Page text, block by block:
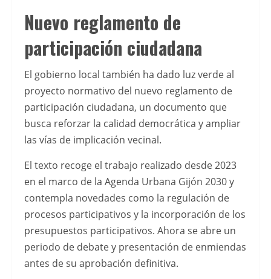
del
mercado
actual,
puedes
consultar
esta
guÃ­
a
mejores
casinos
online
con
Apple
Pay
en
Nuevo reglamento de
participación ciudadana
El gobierno local también ha dado luz verde al
proyecto normativo del nuevo reglamento de
participación ciudadana, un documento que
busca reforzar la calidad democrática y ampliar
las vías de implicación vecinal.
El texto recoge el trabajo realizado desde 2023
en el marco de la Agenda Urbana Gijón 2030 y
contempla novedades como la regulación de
procesos participativos y la incorporación de los
presupuestos participativos. Ahora se abre un
periodo de debate y presentación de enmiendas
antes de su aprobación definitiva.